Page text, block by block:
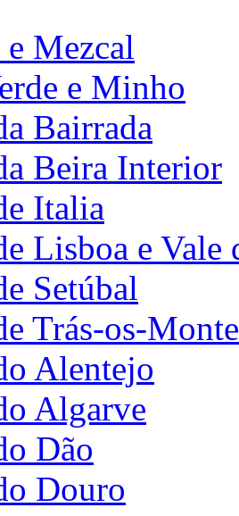
Mezcal
e Minho
Bairrada
Beira Interior
Italia
Lisboa e Vale
Setúbal
Trás-os-
Alentejo
Algarve
Dão
Douro